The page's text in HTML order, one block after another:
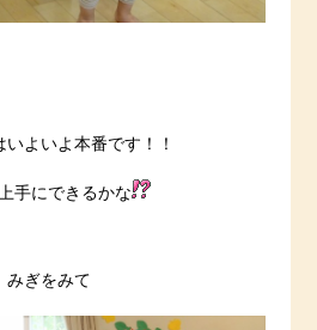
いよいよ本番です！！
手にできるかな
みぎをみて